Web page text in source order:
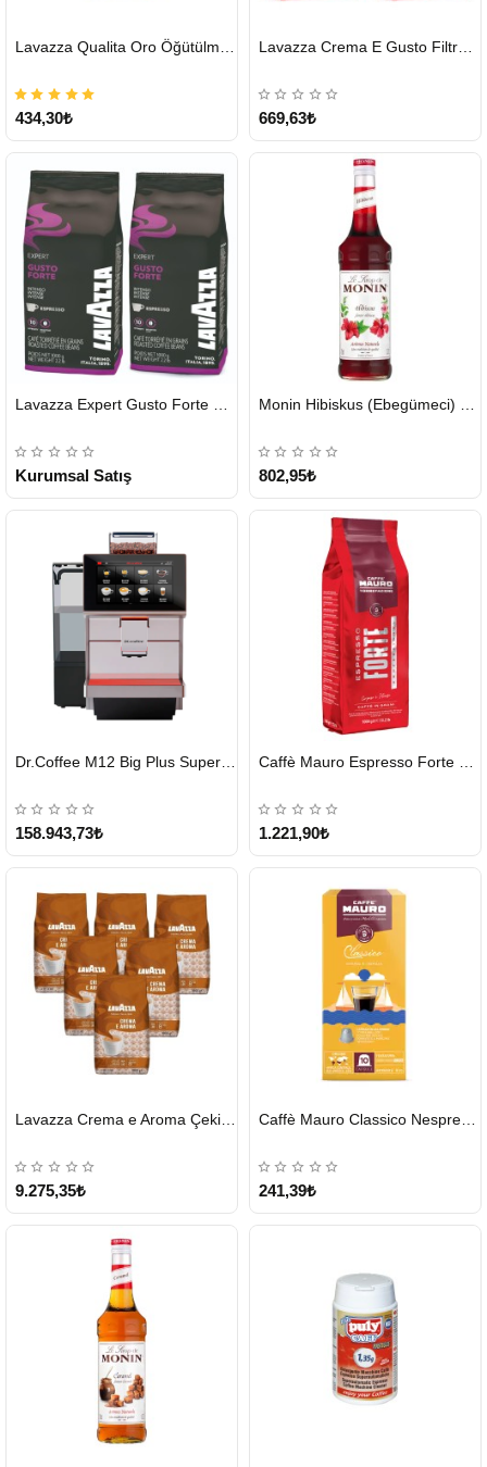
GÖNDERİ
434,30₺
GÖNDERİ
Lavazza Crema E Gusto Filtre Kahve 250 G X 2
669,63₺
GÖNDERİ
Kurumsal Satış
GÖNDERİ
802,95₺
GÖNDERİ
158.943,73₺
GÖNDERİ
1.221,90₺
GÖNDERİ
9.275,35₺
GÖNDERİ
Caffè Mauro Classico Nespresso Kapsül
241,39₺